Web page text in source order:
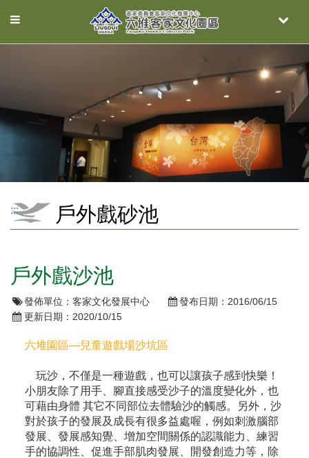
Toggle
Toggle
::: 戶外戲砂池
戶外戲沙池
發佈單位： 客家文化發展中心 發布日期： 2016/06/15
更新日期： 2020/10/15
六堆園區—兒童遊戲場沙坑區
玩沙，不僅是一種遊戲，也可以讓孩子感到快樂！
小朋友除了用手、腳直接感受沙子的溫度變化外，也
可藉由身體 其它不同部位去體驗沙的觸感。另外，沙
對於孩子的發展及成長有很多益處喔，例如刺激腦部
發展、發展感知覺、增加空間關係的認識能力、練習
手的協調性、促進手部肌肉發展、開發創造力等，除